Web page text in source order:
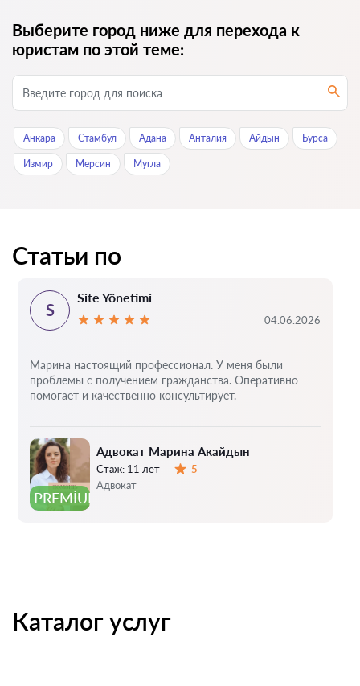
Выберите город ниже для перехода к
юристам по этой теме:
Анкара Стамбул Адана Анталия Айдын Бурса
Измир Мерсин Мугла
Статьи по
PREMIUM
Адвокат Марина Акайдын
Стаж: 11 лет
5
Адвокат
S
Site Yönetimi
04.06.2026
Марина настоящий профессионал. У меня были
проблемы с получением гражданства. Оперативно
помогает и качественно консультирует.
Каталог услуг